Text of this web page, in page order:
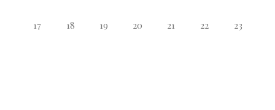
17 18 19 20 21 22 23